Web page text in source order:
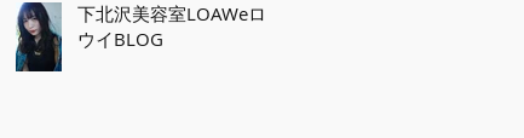
下北沢美容室LOAWeロ
ウイBLOG